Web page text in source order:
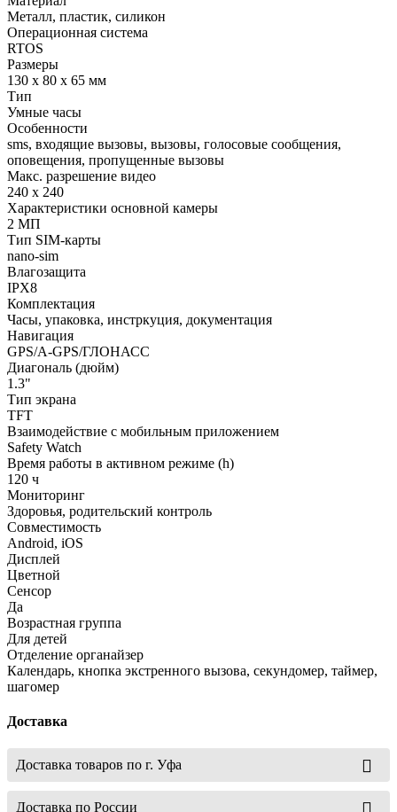
Металл, пластик, силикон
Операционная система
RTOS
Размеры
130 х 80 х 65 мм
Тип
Умные часы
Особенности
sms, входящие вызовы, вызовы, голосовые сообщения,
оповещения, пропущенные вызовы
Макс. разрешение видео
240 х 240
Характеристики основной камеры
2 МП
Тип SIM-карты
nano-sim
Влагозащита
IPX8
Комплектация
Часы, упаковка, инстркуция, документация
Навигация
GPS/A-GPS/ГЛОНАСС
Диагональ (дюйм)
1.3"
Тип экрана
TFT
Взаимодействие с мобильным приложением
Safety Watch
Время работы в активном режиме (h)
120 ч
Мониторинг
Здоровья, родительский контроль
Совместимость
Android, iOS
Дисплей
Цветной
Сенсор
Да
Возрастная группа
Для детей
Отделение органайзер
Календарь, кнопка экстренного вызова, секундомер, таймер,
шагомер
Доставка
Доставка товаров по г. Уфа
Доставка по России